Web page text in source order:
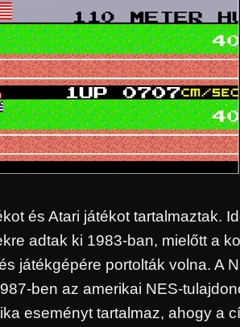
és Atari játékot tartalmaztak.
adtak ki 1983-ban, mielőtt a
játékgépére portolták volna. A
ben az amerikai NES-
eseményt tartalmaz, ahogy a